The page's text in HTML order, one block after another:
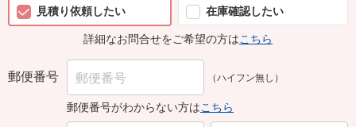
見積り依頼したい
在庫確認したい
詳細なお問合せをご希望の方はこちら
郵便番号 （ハイフン無し）
郵便番号がわからない方はこちら